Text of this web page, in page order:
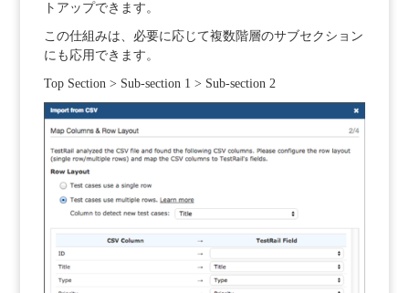
トアップできます。
この仕組みは、必要に応じて複数階層のサブセクション
にも応用できます。
Top Section > Sub-section 1 > Sub-section 2